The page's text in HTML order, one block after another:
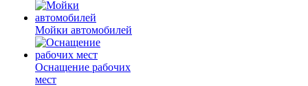
Мойки автомобилей
Оснащение рабочих
мест